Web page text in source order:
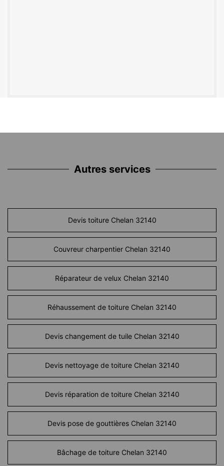
Autres services
Devis toiture Chelan 32140
Couvreur charpentier Chelan 32140
Réparateur de velux Chelan 32140
Réhaussement de toiture Chelan 32140
Devis changement de tuile Chelan 32140
Devis nettoyage de toiture Chelan 32140
Devis réparation de toiture Chelan 32140
Devis pose de gouttières Chelan 32140
Bâchage de toiture Chelan 32140